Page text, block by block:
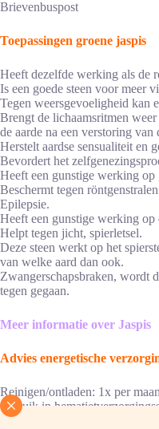
Brievenbuspost
Toepassingen groene jaspis
Heeft dezelfde werking als de
Is een goede steen voor meer
Tegen weersgevoeligheid kan
Brengt de lichaamsritmen
de aarde na een verstoring
Herstelt aardse sensualiteit en
Bevordert het
Heeft een gunstige werking op
Beschermt tegen
Epilepsie.
Heeft een gunstige werking op
Helpt tegen jicht, spierletsel.
Deze steen werkt op het
van welke aard dan ook.
Zwangerschapsbraken, wordt
tegen gegaan.
Meer informatie over Jaspis
Advies energetische
Reinigen/ontladen: 1x per
gebruik in
Opladen: aansluitend, 6 uur in